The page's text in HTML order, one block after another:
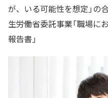
が、いる可能性を想定」の
生労働省委託事業「職場に
報告書」